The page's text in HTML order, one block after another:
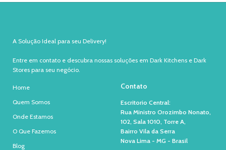
A Solução Ideal para seu Delivery!
Entre em contato e descubra nossas soluções em Dark Kitchens e Dark
Stores para seu negócio.
Home
Quem Somos
Onde Estamos
O Que Fazemos
Blog
Contato
Escritorio Central:
Rua Ministro Orozimbo Nonato,
102, Sala 1010, Torre A,
Bairro Vila da Serra
Nova Lima - MG - Brasil